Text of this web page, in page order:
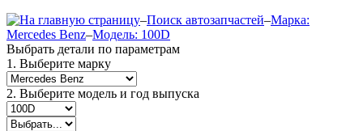
–Поиск автозапчастей–Марка:
Mercedes Benz–Модель: 100D
Выбрать детали по параметрам
1. Выберите марку
2. Выберите модель и год выпуска